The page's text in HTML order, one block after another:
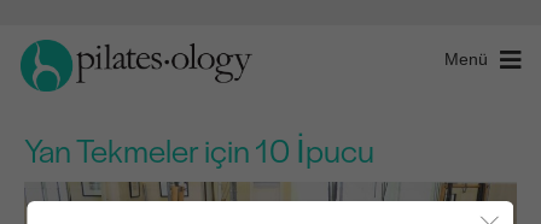
Menü
Yan Tekmeler için 10 İpucu